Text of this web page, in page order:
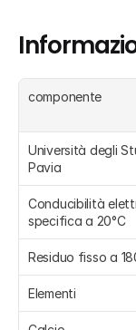
componente
Università degli
Pavia
Conducibilità
specifica a 20°C
Residuo fisso a
Elementi